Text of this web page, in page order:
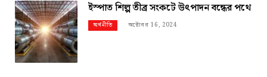
ইস্পাত শিল্প তীব্র সংকটে উৎপাদন বন্ধের পথে
অর্থনীতি অক্টোবর 16, 2024